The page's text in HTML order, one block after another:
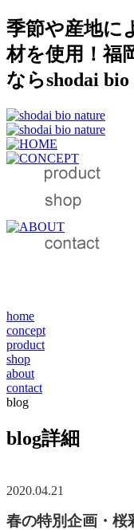
季節や産地に
材を使用！福
ならshodai
home
concept
product
shop
about
contact
blog
blog詳細
2020.04.21
春の特別企画・桜